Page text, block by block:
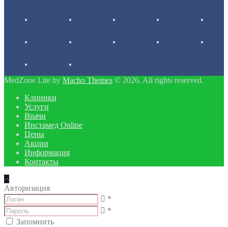
MedZone Lite by Macho Themes © 2026. All rights reserved.
Клиники
Услуги
Врачи
Инстамед Online
Цены
Акции
Информация
Контакты
Авторизация
*
*
Запомнить